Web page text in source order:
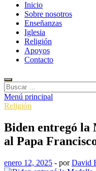
Comunidad de enseñanza y
Información de la fe, la
religión
Inicio
Sobre nosotros
Enseñanzas
Iglesia
Religión
Apoyos
Contacto
Buscar:
Menú principal
Religión
Biden entregó la
al Papa
enero 12, 2025 - porDavid